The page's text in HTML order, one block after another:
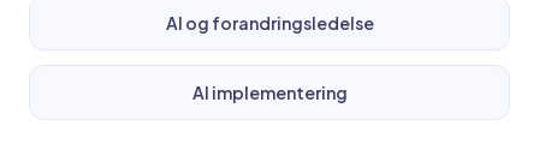
AI og forandringsledelse
AI implementering